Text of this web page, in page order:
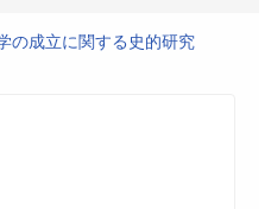
の成立に関する史的研究